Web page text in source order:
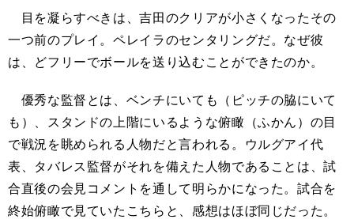
目を凝らすべきは、吉田のクリアが小さくなったその
一つ前のプレイ。ペレイラのセンタリングだ。なぜ彼
は、どフリーでボールを送り込むことができたのか。
優秀な監督とは、ベンチにいても（ピッチの脇にいて
も）、スタンドの上階にいるような俯瞰（ふかん）の目
で戦況を眺められる人物だと言われる。ウルグアイ代
表、タバレス監督がそれを備えた人物であることは、試
合直後の会見コメントを通して明らかになった。試合を
終始俯瞰で見ていたこちらと、感想はほぼ同じだった。